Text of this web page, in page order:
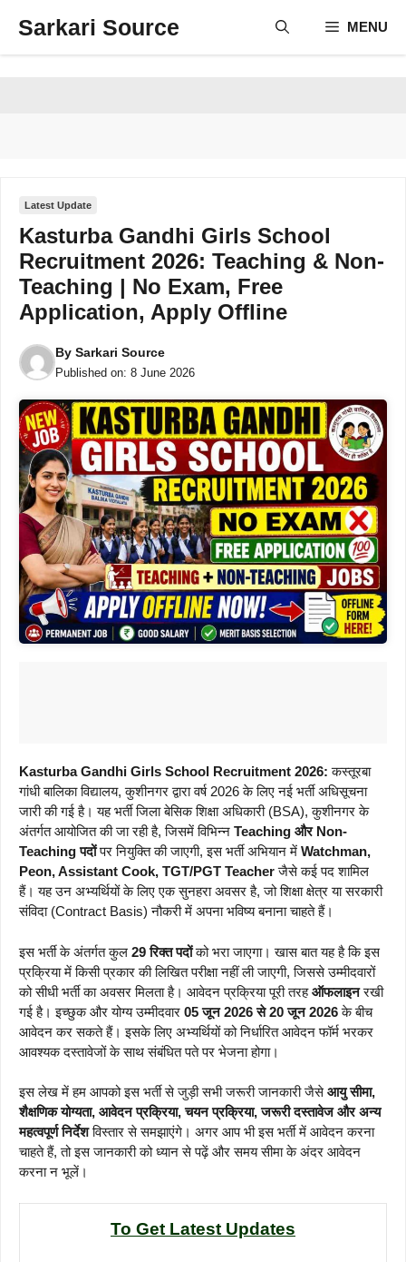
Sarkari Source MENU
Latest Update
Kasturba Gandhi Girls School
Recruitment 2026: Teaching & Non-
Teaching | No Exam, Free
Application, Apply Offline
By Sarkari Source
Published on: 8 June 2026
Kasturba Gandhi Girls School Recruitment 2026: कस्तूरबा
गांधी बालिका विद्यालय, कुशीनगर द्वारा वर्ष 2026 के लिए नई भर्ती अधिसूचना
जारी की गई है। यह भर्ती जिला बेसिक शिक्षा अधिकारी (BSA), कुशीनगर के
अंतर्गत आयोजित की जा रही है, जिसमें विभिन्न Teaching और Non-
Teaching पदोंपर नियुक्ति की जाएगी, इस भर्ती अभियान में Watchman,
Peon, Assistant Cook, TGT/PGT Teacherजैसे कई पद शामिल
हैं। यह उन अभ्यर्थियों के लिए एक सुनहरा अवसर है, जो शिक्षा क्षेत्र या सरकारी
संविदा (Contract Basis) नौकरी में अपना भविष्य बनाना चाहते हैं।
इस भर्ती के अंतर्गत कुल 29 रिक्त पदोंको भरा जाएगा। खास बात यह है कि इस
प्रक्रिया में किसी प्रकार की लिखित परीक्षा नहीं ली जाएगी, जिससे उम्मीदवारों
को सीधी भर्ती का अवसर मिलता है। आवेदन प्रक्रिया पूरी तरहऑफलाइनरखी
गई है। इच्छुक और योग्य उम्मीदवार 05 जून 2026 से 20 जून 2026के बीच
आवेदन कर सकते हैं। इसके लिए अभ्यर्थियों को निर्धारित आवेदन फॉर्म भरकर
आवश्यक दस्तावेजों के साथ संबंधित पते पर भेजना होगा।
इस लेख में हम आपको इस भर्ती से जुड़ी सभी जरूरी जानकारी जैसेआयु सीमा,
शैक्षणिक योग्यता, आवेदन प्रक्रिया, चयन प्रक्रिया, जरूरी दस्तावेज और अन्य
महत्वपूर्ण निर्देशविस्तार से समझाएंगे। अगर आप भी इस भर्ती में आवेदन करना
चाहते हैं, तो इस जानकारी को ध्यान से पढ़ें और समय सीमा के अंदर आवेदन
करना न भूलें।
To Get Latest Updates